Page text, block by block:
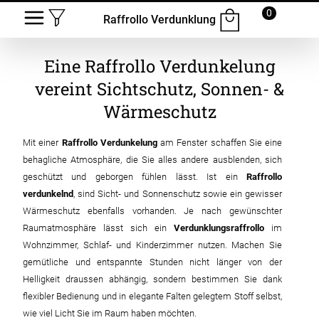
Raffrollo Verdunklung
0
Eine Raffrollo Verdunkelung
vereint Sichtschutz, Sonnen- &
Wärmeschutz
Mit einer Raffrollo Verdunkelungam Fenster schaffen Sie eine
behagliche Atmosphäre, die Sie alles andere ausblenden, sich
geschützt und geborgen fühlen lässt. Ist ein Raffrollo
verdunkelnd , sind Sicht- und Sonnenschutz sowie ein gewisser
Wärmeschutz ebenfalls vorhanden. Je nach gewünschter
Raumatmosphäre lässt sich ein Verdunklungsraffrollo im
Wohnzimmer, Schlaf- und Kinderzimmer nutzen. Machen Sie
gemütliche und entspannte Stunden nicht länger von der
Helligkeit draussen abhängig, sondern bestimmen Sie dank
flexibler Bedienung und in elegante Falten gelegtem Stoff selbst,
wie viel Licht Sie im Raum haben möchten.